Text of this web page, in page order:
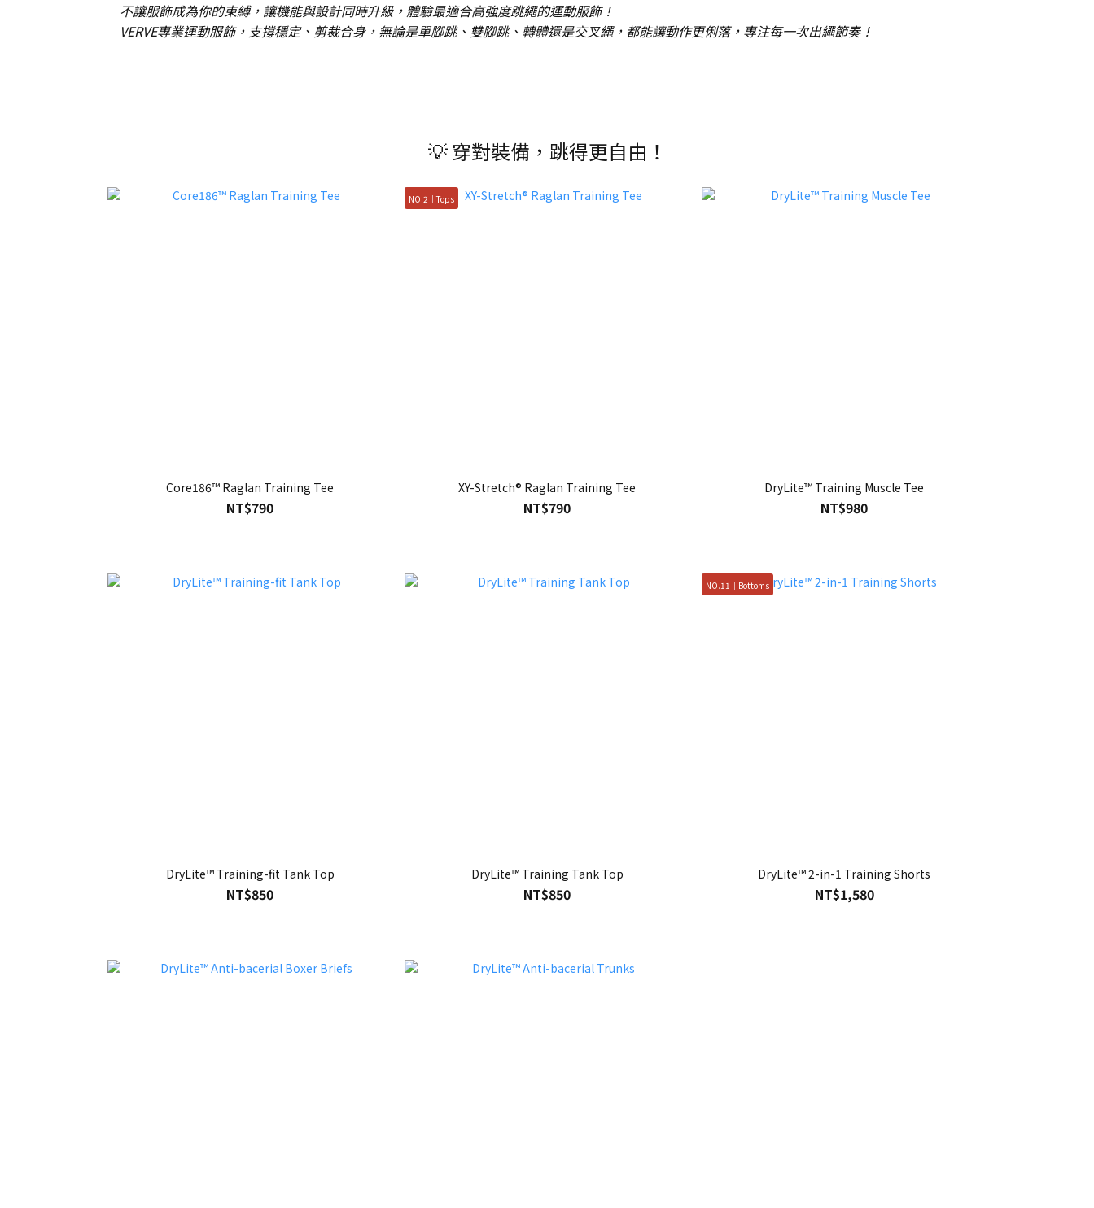
不讓服飾成為你的束縛，讓機能與設計同時升級，體驗最適合高強度跳繩的運動服飾！
VERVE專業運動服飾，支撐穩定、剪裁合身，無論是單腳跳、雙腳跳、轉體還是交叉繩，都能讓動作更俐落，專注每一次出繩節奏！
💡 穿對裝備，跳得更自由！
Core186™ Raglan Training Tee
NT$790
NO.2｜Tops
XY-Stretch® Raglan Training Tee
NT$790
DryLite™ Training Muscle Tee
NT$980
DryLite™ Training-fit Tank Top
NT$850
DryLite™ Training Tank Top
NT$850
NO.11｜Bottoms
DryLite™ 2-in-1 Training Shorts
NT$1,580